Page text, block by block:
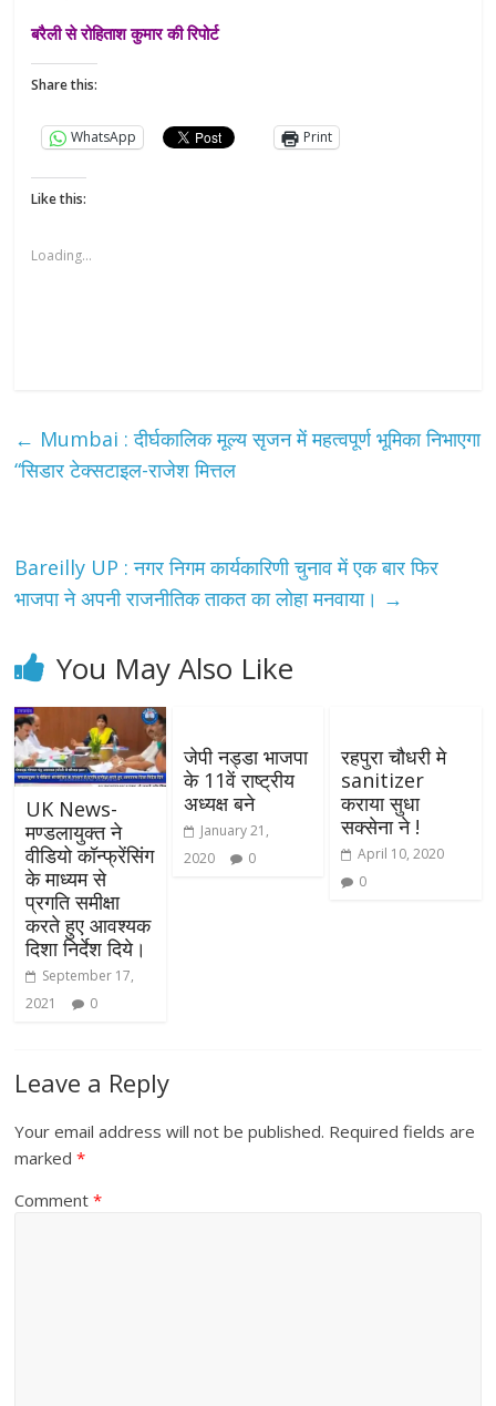
बरैली से रोहिताश कुमार की रिपोर्ट
Share this:
WhatsApp Print
Like this:
Loading...
← Mumbai : दीर्घकालिक मूल्य सृजन में महत्वपूर्ण भूमिका निभाएगा
“सिडार टेक्सटाइल-राजेश मित्तल
Bareilly UP : नगर निगम कार्यकारिणी चुनाव में एक बार फिर
भाजपा ने अपनी राजनीतिक ताकत का लोहा मनवाया। →
You May Also Like
UK News-
मण्डलायुक्त ने
वीडियो कॉन्फ्रेंसिंग
के माध्यम से
प्रगति समीक्षा
करते हुए आवश्यक
दिशा निर्देश दिये।
September 17,
2021
0
जेपी नड्डा भाजपा
के 11वें राष्ट्रीय
अध्यक्ष बने
January 21,
2020
0
रहपुरा चौधरी मे
sanitizer
कराया सुधा
सक्सेना ने !
April 10, 2020
0
Leave a Reply
Your email address will not be published. Required fields are
marked*
Comment*